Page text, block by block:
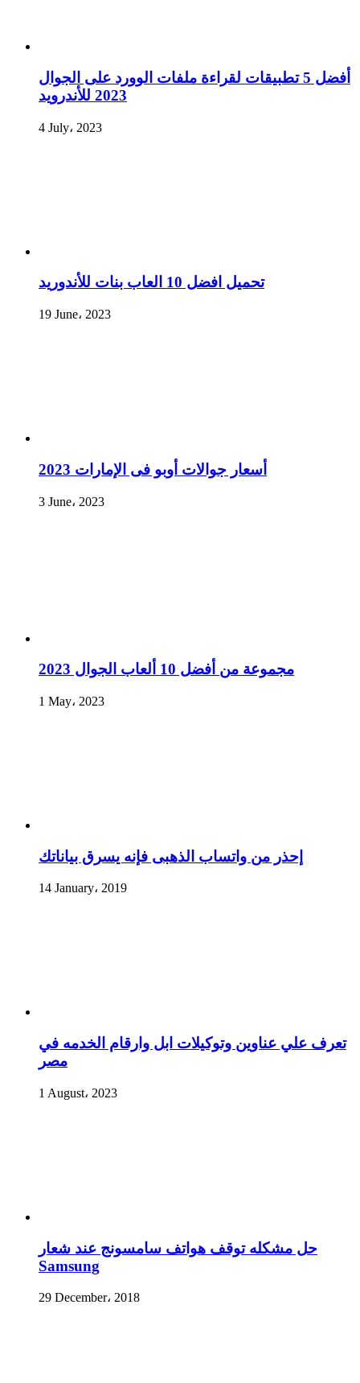
أفضل 5 تطبيقات لقراءة ملفات الوورد على الجوال
2023 للأندرويد
4 July، 2023
تحميل افضل 10 العاب بنات للأندوريد
19 June، 2023
أسعار جوالات أوبو فى الإمارات 2023
3 June، 2023
مجموعة من أفضل 10 ألعاب الجوال 2023
1 May، 2023
إحذر من واتساب الذهبى فإنه يسرق بياناتك
14 January، 2019
تعرف علي عناوين وتوكيلات ابل وارقام الخدمه في
مصر
1 August، 2023
حل مشكله توقف هواتف سامسونج عند شعار
Samsung
29 December، 2018